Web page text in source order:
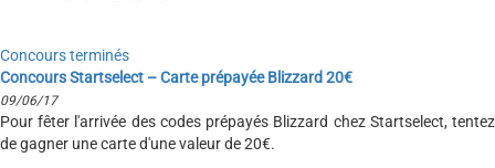
Concours terminés
Concours Startselect – Carte prépayée Blizzard 20€
09/06/17
Pour fêter l'arrivée des codes prépayés Blizzard chez Startselect, tentez
de gagner une carte d'une valeur de 20€.